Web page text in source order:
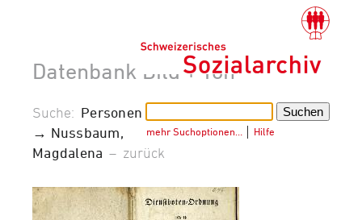
Datenbank Bild + Ton
mehr Suchoptionen… Hilfe
Suche: Personen
→ Nussbaum,
Magdalena – zurück